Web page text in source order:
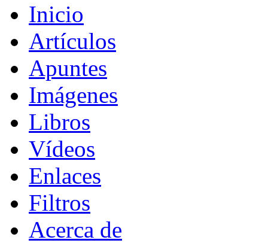
Inicio
Artículos
Apuntes
Imágenes
Libros
Vídeos
Enlaces
Filtros
Acerca de